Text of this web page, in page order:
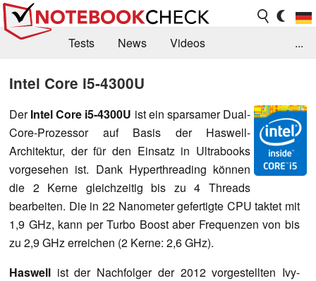
Tests News
Videos
Forum
...
Intel Core i5-4300U
DerIntel Core i5-4300U ist ein sparsamer Dual-
Core-Prozessor auf Basis der Haswell-
Architektur, der für den Einsatz in Ultrabooks
vorgesehen ist. Dank Hyperthreading können
die 2 Kerne gleichzeitig bis zu 4 Threads
bearbeiten. Die in 22 Nanometer gefertigte CPU taktet mit
1,9 GHz, kann per Turbo Boost aber Frequenzen von bis
zu 2,9 GHz erreichen (2 Kerne: 2,6 GHz).
Haswell ist der Nachfolger der 2012 vorgestellten Ivy-